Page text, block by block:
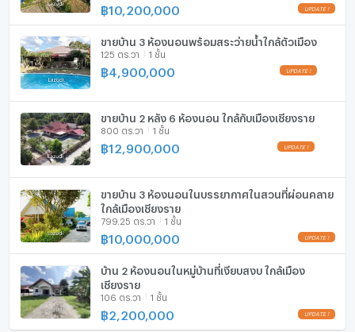
ที่จอดรถ
ที่จอดรถจักรยานยนต์
มีอินเตอร์เน็ตไร้สาย (Wi-Fi) ในห้องพัก
กล้องวงจรปิด (CCTV)
สระว่ายน้ำ
โรงยิม / ฟิตเนส
ห้องซาวน่า
ห้องสตรีม
EV-Charger
เครื่องซักผ้า
ไมโครเวฟ
฿10,200,000
ขายบ้าน 3 ห้องนอนพร้อมสระว่ายน้ำใกล้ตัวเมือง
125 ตร.วา 1 ชั้น
฿ 4,900,000
ขายบ้าน 2 หลัง 6 ห้องนอน ใกล้กับเมืองเชียงราย
800 ตร.วา 1 ชั้น
฿12,900,000
ขายบ้าน 3 ห้องนอนในบรรยากาศในสวนที่ผ่อนคลาย
ใกล้เมืองเชียงราย
799.25 ตร.วา 1 ชั้น
฿10,000,000
บ้าน 2 ห้องนอนในหมู่บ้านที่เงียบสงบ ใกล้เมือง
เชียงราย
106 ตร.วา 1 ชั้น
฿2,200,000